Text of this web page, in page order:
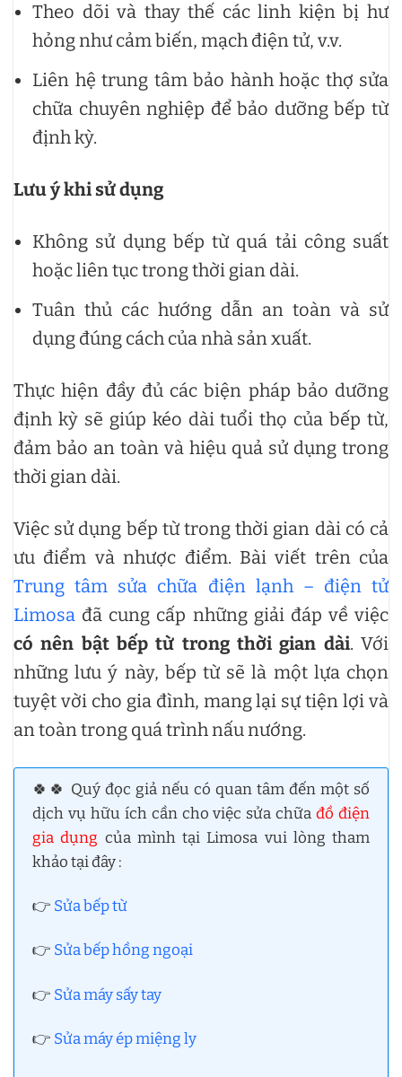
Theo dõi và thay thế các linh kiện bị hư
hỏng như cảm biến, mạch điện tử, v.v.
Liên hệ trung tâm bảo hành hoặc thợ sửa
chữa chuyên nghiệp để bảo dưỡng bếp từ
định kỳ.
Lưu ý khi sử dụng
Không sử dụng bếp từ quá tải công suất
hoặc liên tục trong thời gian dài.
Tuân thủ các hướng dẫn an toàn và sử
dụng đúng cách của nhà sản xuất.
Thực hiện đầy đủ các biện pháp bảo dưỡng
định kỳ sẽ giúp kéo dài tuổi thọ của bếp từ,
đảm bảo an toàn và hiệu quả sử dụng trong
thời gian dài.
Việc sử dụng bếp từ trong thời gian dài có cả
ưu điểm và nhược điểm. Bài viết trên của
Trung tâm sửa chữa điện lạnh – điện tử
Limosa đã cung cấp những giải đáp về việc
có nên bật bếp từ trong thời gian dài. Với
những lưu ý này, bếp từ sẽ là một lựa chọn
tuyệt vời cho gia đình, mang lại sự tiện lợi và
an toàn trong quá trình nấu nướng.
🍀🍀 Quý đọc giả nếu có quan tâm đến một số
dịch vụ hữu ích cần cho việc sửa chữađồ điện
gia dụng của mình tại Limosa vui lòng tham
khảo tại đây :
👉 Sửa bếp từ
👉 Sửa bếp hồng ngoại
👉 Sửa máy sấy tay
👉 Sửa máy ép miệng ly